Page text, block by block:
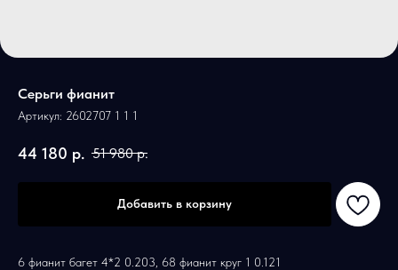
Серьги фианит
Артикул: 2602707 1 1 1
44 180 р. 51 980 р.
Добавить в корзину
6 фианит багет 4*2 0.203, 68 фианит круг 1 0.121